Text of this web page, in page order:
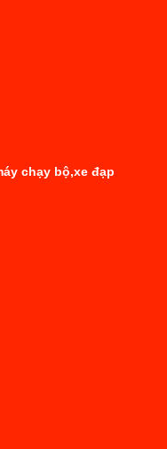
chạy bộ,xe đạp